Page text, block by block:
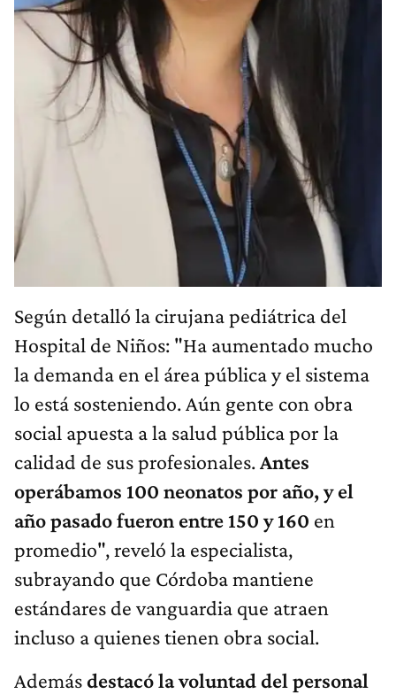
Según detalló la cirujana pediátrica del
Hospital de Niños: "Ha aumentado mucho
la demanda en el área pública y el sistema
lo está sosteniendo. Aún gente con obra
social apuesta a la salud pública por la
calidad de sus profesionales.Antes
operábamos 100 neonatos por año, y el
año pasado fueron entre 150 y 160 en
promedio", reveló la especialista,
subrayando que Córdoba mantiene
estándares de vanguardia que atraen
incluso a quienes tienen obra social.
Ademásdestacó la voluntad del personal